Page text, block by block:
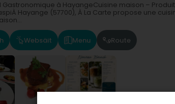
Gastronomique à HayangeCuisine maison –
Hayange (57700), À La Carte propose une
Websäit Menu Route